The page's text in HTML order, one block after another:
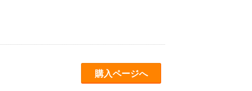
購入ページへ